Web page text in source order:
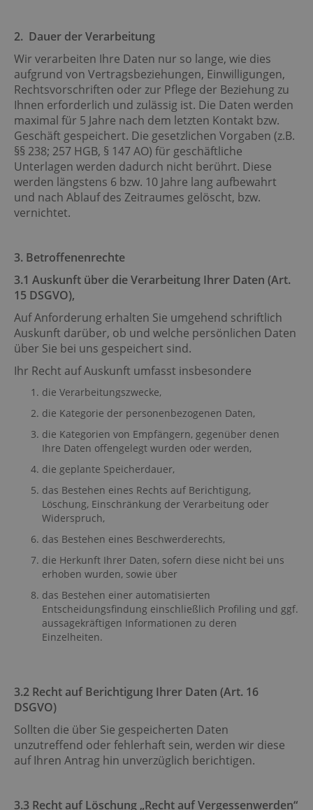
2. Dauer der Verarbeitung
Wir verarbeiten Ihre Daten nur so lange, wie dies
aufgrund von Vertragsbeziehungen, Einwilligungen,
Rechtsvorschriften oder zur Pflege der Beziehung zu
Ihnen erforderlich und zulässig ist. Die Daten werden
maximal für 5 Jahre nach dem letzten Kontakt bzw.
Geschäft gespeichert. Die gesetzlichen Vorgaben (z.B.
§§ 238; 257 HGB, § 147 AO) für geschäftliche
Unterlagen werden dadurch nicht berührt. Diese
werden längstens 6 bzw. 10 Jahre lang aufbewahrt
und nach Ablauf des Zeitraumes gelöscht, bzw.
vernichtet.
3. Betroffenenrechte
3.1 Auskunft über die Verarbeitung Ihrer Daten (Art.
15 DSGVO),
Auf Anforderung erhalten Sie umgehend schriftlich
Auskunft darüber, ob und welche persönlichen Daten
über Sie bei uns gespeichert sind.
Ihr Recht auf Auskunft umfasst insbesondere
die Verarbeitungszwecke,
die Kategorie der personenbezogenen Daten,
die Kategorien von Empfängern, gegenüber denen
Ihre Daten offengelegt wurden oder werden,
die geplante Speicherdauer,
das Bestehen eines Rechts auf Berichtigung,
Löschung, Einschränkung der Verarbeitung oder
Widerspruch,
das Bestehen eines Beschwerderechts,
die Herkunft Ihrer Daten, sofern diese nicht bei uns
erhoben wurden, sowie über
das Bestehen einer automatisierten
Entscheidungsfindung einschließlich Profiling und ggf.
aussagekräftigen Informationen zu deren
Einzelheiten.
3.2 Recht auf Berichtigung Ihrer Daten (Art. 16
DSGVO)
Sollten die über Sie gespeicherten Daten
unzutreffend oder fehlerhaft sein, werden wir diese
auf Ihren Antrag hin unverzüglich berichtigen.
3.3 Recht auf Löschung „Recht auf Vergessenwerden“